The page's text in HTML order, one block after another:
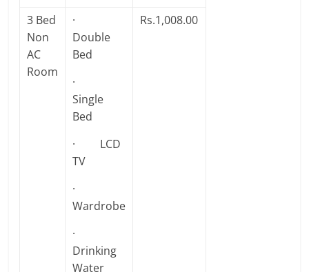
3 Bed
Non
AC
Room
·
Double
Bed
·
Single
Bed
· LCD
TV
·
Wardrobe
·
Drinking
Water
Rs.1,008.00